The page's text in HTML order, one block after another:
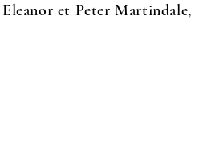
et Peter Martindale,